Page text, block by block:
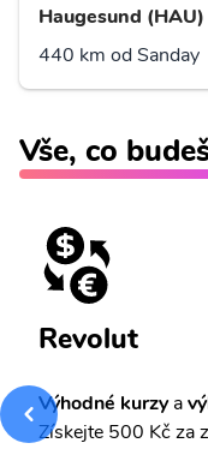
Haugesund (HAU)
440 km od Sanday
Vše, co
Revolut
Výhodné kurzya
Získejte 500 Kč za